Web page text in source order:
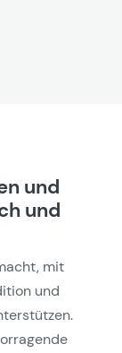
und
und
mit
und